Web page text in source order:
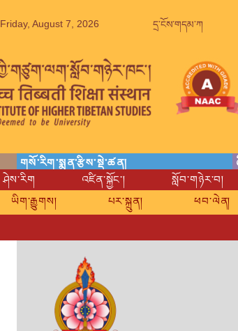
Friday, August 7, 2026 དྲ་ངོས་གདམ་ཀ
གསོ་རིག་སྨན་རྩིས་སྡེ་ཚན།
ཤེས་རིག
འཛིན་སྐྱོང་། སློབ་གཉེར་བ།
ཡིག་རྒྱུགས། པར་སྐྲུན། ཕབ་ལེན།